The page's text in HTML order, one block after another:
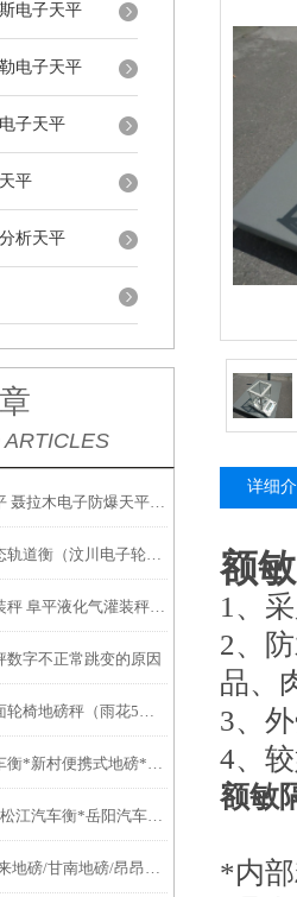
电子天平
电子天平
子天平
平
析天平
尼木隔爆天平 聂拉木电子防爆天平 玉树防爆电子天平
红原滚筒静态轨道衡（汶川电子轮椅秤）大安20吨汽车衡
涞水气体灌装秤 阜平液化气灌装秤 定兴液化气自动灌装秤
数字不正常跳变的原因
蒸湘超低台面轮椅地磅秤（雨花5吨地磅）天元80T汽车衡）祁东电子钢瓶秤
东平电子汽车衡*新村便携式地磅*枫桥地磅*横沙地磅*观前汽车衡
山阳汽车衡*松江汽车衡*岳阳汽车衡*永丰汽车衡*新村汽车衡
平房地磅/泰来地磅/甘南地磅/昂昂溪地磅维修
详细
额
1、
2、
品、
3、
4、
额敏
*内